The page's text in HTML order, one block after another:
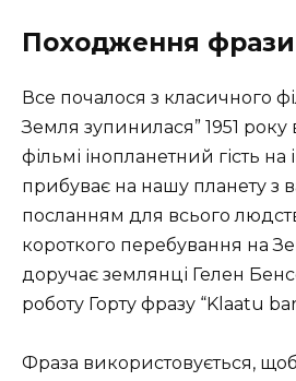
Походження фрази
Все почалося з класичного
Земля зупинилася” 1951
фільмі інопланетний гість на
прибуває на нашу планету з
посланням для всього
короткого перебування на
доручає землянці Гелен
роботу Горту фразу “Klaatu
Фраза використовується, щоб